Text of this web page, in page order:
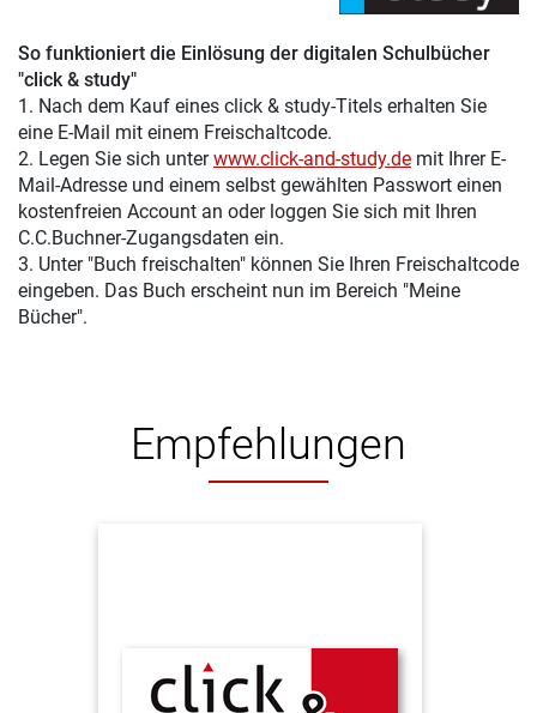
So funktioniert die Einlösung der digitalen Schulbücher
"click & study"
1. Nach dem Kauf eines click & study-Titels erhalten Sie
eine E-Mail mit einem Freischaltcode.
2. Legen Sie sich unterwww.click-and-study.de mit Ihrer E-
Mail-Adresse und einem selbst gewählten Passwort einen
kostenfreien Account an oder loggen Sie sich mit Ihren
C.C.Buchner-Zugangsdaten ein.
3. Unter "Buch freischalten" können Sie Ihren Freischaltcode
eingeben. Das Buch erscheint nun im Bereich "Meine
Bücher".
Empfehlungen